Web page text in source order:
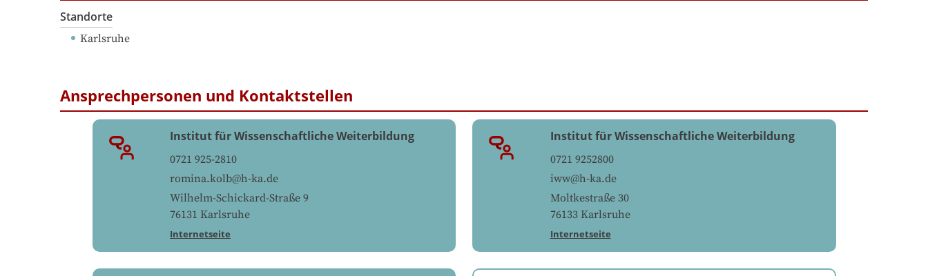
Standorte
Karlsruhe
Ansprechpersonen und Kontaktstellen
Institut für Wissenschaftliche Weiterbildung
0721 925-2810
romina.kolb@h-ka.de
Wilhelm-Schickard-Straße 9
76131 Karlsruhe
Internetseite
Institut für Wissenschaftliche Weiterbildung
0721 9252800
iww@h-ka.de
Moltkestraße 30
76133 Karlsruhe
Internetseite